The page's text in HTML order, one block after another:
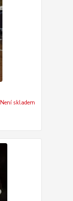
Není skladem